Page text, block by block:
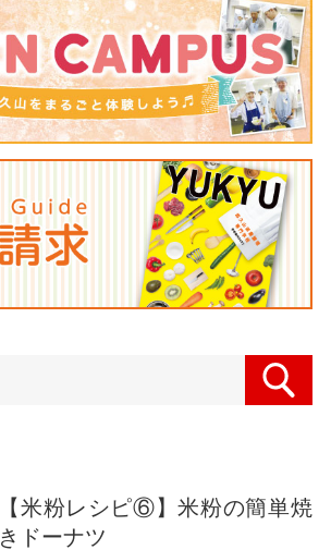
【米粉レシピ⑥】米粉の簡単焼
きドーナツ